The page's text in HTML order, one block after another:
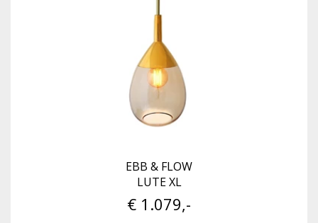
EBB & FLOW
LUTE XL
€ 1.079,-